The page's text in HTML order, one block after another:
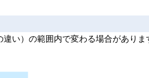
い）の範囲内で変わる場合があり